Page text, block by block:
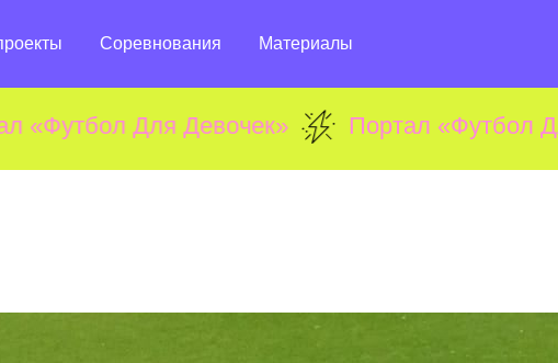
Для Девочек» Портал «Футбол Для
Соревнования Материалы